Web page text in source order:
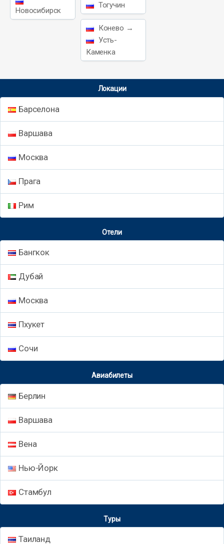
Новосибирск
Тогучин
Конево →
Усть-
Каменка
Локации
Барселона
Варшава
Москва
Прага
Рим
Отели
Бангкок
Дубай
Москва
Пхукет
Сочи
Авиабилеты
Берлин
Варшава
Вена
Нью-Йорк
Стамбул
Туры
Таиланд